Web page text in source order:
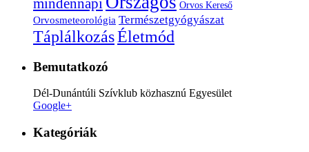
mindennapi
Orvos Kereső
Orvosmeteorológia Természetgyógyászat
TáplálkozásÉletmód
Bemutatkozó
Dél-Dunántúli Szívklub közhasznú Egyesület
Google+
Kategóriák